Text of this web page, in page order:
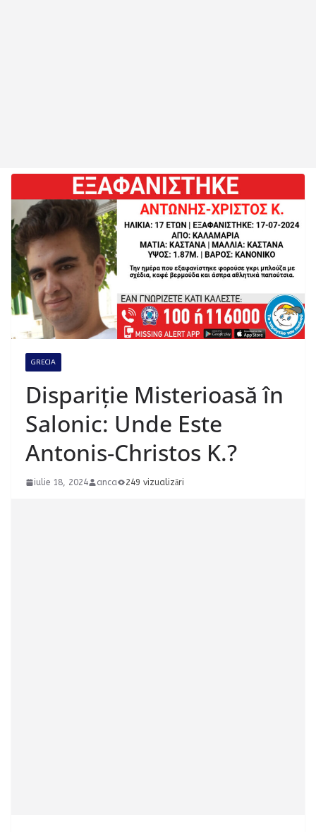
GRECIA
Dispariție Misterioasă în
Salonic: Unde Este
Antonis-Christos K.?
iulie 18, 2024 anca 249 vizualizări